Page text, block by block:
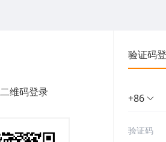
维码登录
验证码
+86